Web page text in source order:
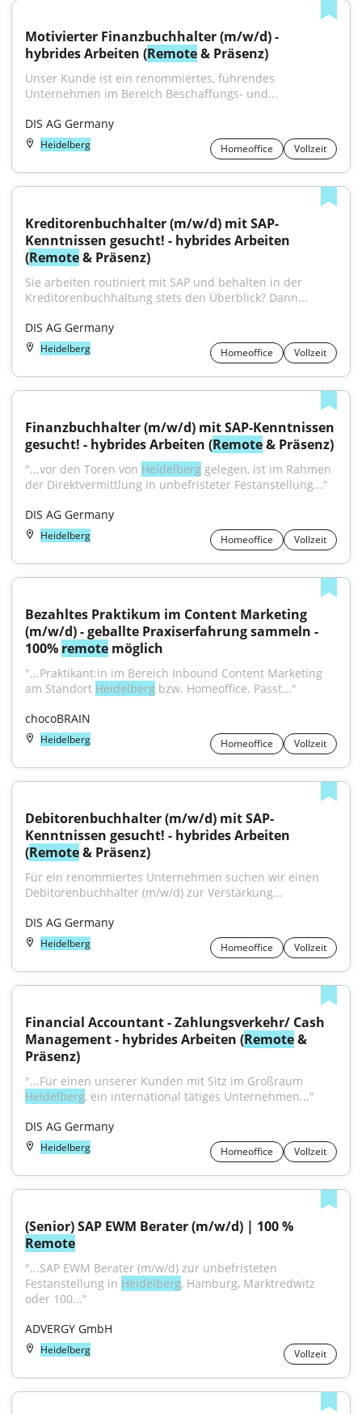
Motivierter Finanzbuchhalter (m/w/d) -
hybrides Arbeiten (Remote & Präsenz)
Unser Kunde ist ein renommiertes, führendes
Unternehmen im Bereich Beschaffungs- und...
DIS AG Germany
Heidelberg Homeoffice Vollzeit
Kreditorenbuchhalter (m/w/d) mit SAP-
Kenntnissen gesucht! - hybrides Arbeiten
(Remote & Präsenz)
Sie arbeiten routiniert mit SAP und behalten in der
Kreditorenbuchhaltung stets den Überblick? Dann...
DIS AG Germany
Heidelberg Homeoffice Vollzeit
Finanzbuchhalter (m/w/d) mit SAP-Kenntnissen
gesucht! - hybrides Arbeiten (Remote & Präsenz)
"...vor den Toren von Heidelberg gelegen, ist im Rahmen
der Direktvermittlung in unbefristeter Festanstellung..."
DIS AG Germany
Heidelberg Homeoffice Vollzeit
Bezahltes Praktikum im Content Marketing
(m/w/d) - geballte Praxiserfahrung sammeln -
100% remote möglich
"...Praktikant:in im Bereich Inbound Content Marketing
am Standort Heidelberg bzw. Homeoffice. Passt..."
chocoBRAIN
Heidelberg Homeoffice Vollzeit
Debitorenbuchhalter (m/w/d) mit SAP-
Kenntnissen gesucht! - hybrides Arbeiten
(Remote & Präsenz)
Für ein renommiertes Unternehmen suchen wir einen
Debitorenbuchhalter (m/w/d) zur Verstärkung...
DIS AG Germany
Heidelberg Homeoffice Vollzeit
Financial Accountant - Zahlungsverkehr/ Cash
Management - hybrides Arbeiten (Remote &
Präsenz)
Heidelberg, ein international tätiges Unternehmen..."
DIS AG Germany
Heidelberg Homeoffice Vollzeit
Remote
"...SAP EWM Berater (m/w/d) zur unbefristeten
Festanstellung in Heidelberg, Hamburg, Marktredwitz
oder 100..."
ADVERGY GmbH
Heidelberg Vollzeit